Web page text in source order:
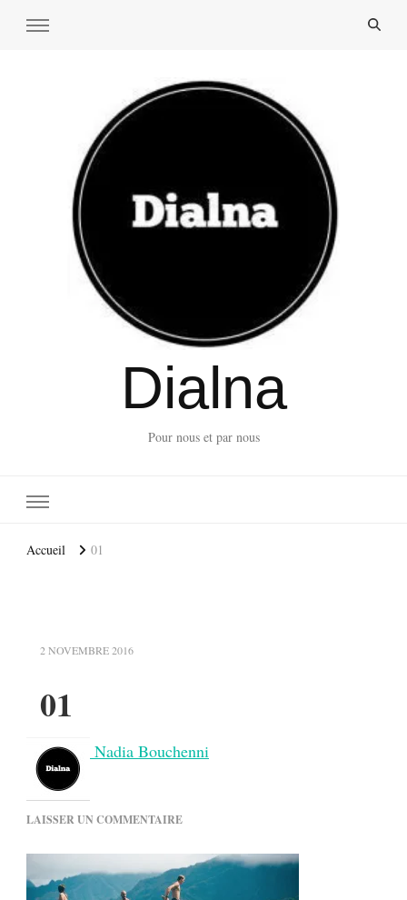
Dialna
Pour nous et par nous
Accueil 01
2 NOVEMBRE 2016
01
Nadia Bouchenni
LAISSER UN COMMENTAIRESUR